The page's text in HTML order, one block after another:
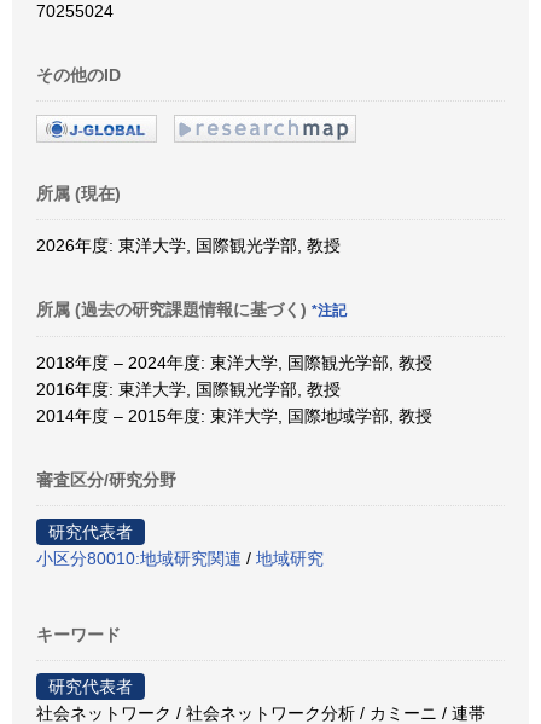
70255024
その他のID
所属 (現在)
2026年度: 東洋大学, 国際観光学部, 教授
所属 (過去の研究課題情報に基づく) *注記
2018年度 – 2024年度: 東洋大学, 国際観光学部, 教授
2016年度: 東洋大学, 国際観光学部, 教授
2014年度 – 2015年度: 東洋大学, 国際地域学部, 教授
審査区分/研究分野
研究代表者
小区分80010:地域研究関連 / 地域研究
キーワード
研究代表者
社会ネットワーク / 社会ネットワーク分析 / カミーニ / 連帯